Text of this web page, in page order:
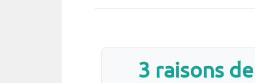
l’infrastructure ferroviaire
3 raisons